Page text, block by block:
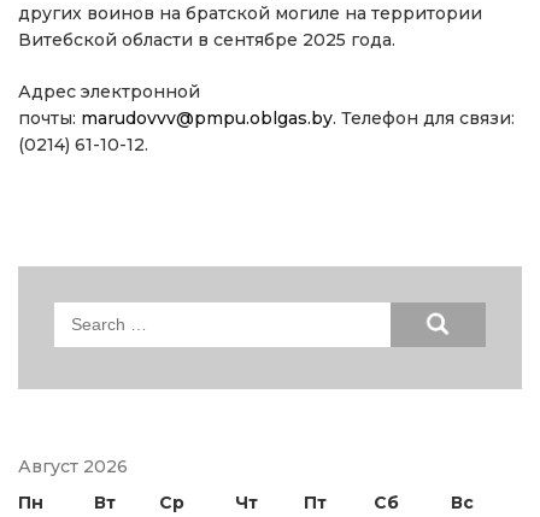
других воинов на братской могиле на территории
Витебской области в сентябре 2025 года.
Адрес электронной
почты: marudovvv@pmpu.oblgas.by. Телефон для связи:
(0214) 61-10-12.
Search
Август 2026
Пн
Вт Ср Чт Пт Сб
Вс